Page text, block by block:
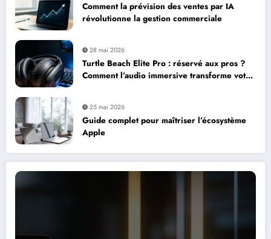
Comment la prévision des ventes par IA
révolutionne la gestion commerciale
28 mai 2026
Turtle Beach Elite Pro : réservé aux pros ?
Comment l’audio immersive transforme votre
25 mai 2026
Guide complet pour maîtriser l’écosystème
Apple